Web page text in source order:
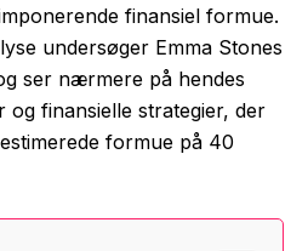
finansiel formue.
undersøger Emma Stones
ser nærmere på hendes
og finansielle strategier, der
formue på 40